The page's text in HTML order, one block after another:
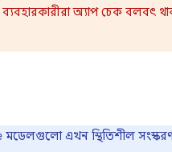
অ্যাপ চেক বলবৎ
মডেলগুলো এখন স্থিতিশীল